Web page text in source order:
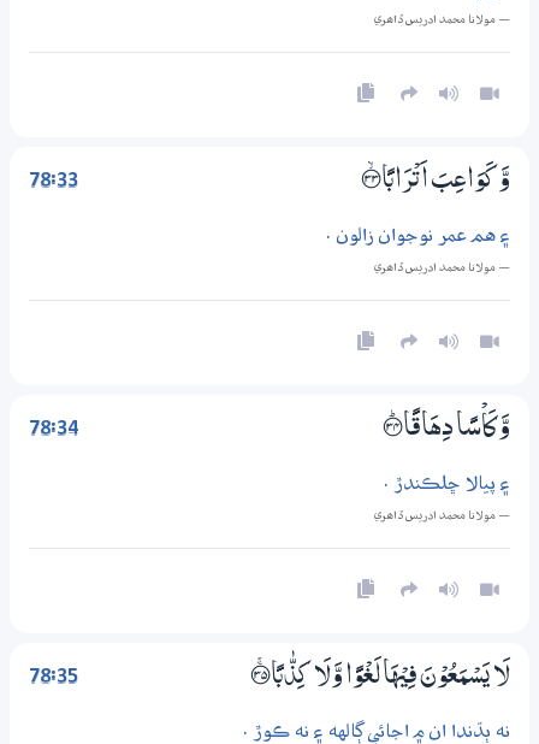
— مولانا محمد ادريس ڏاھري
78:33 وَّكَوَاعِبَ اَتْرَابًا ؀ۙ33
۽ هم عمر نوجوان زالون .
— مولانا محمد ادريس ڏاھري
78:34 وَّكَاْسًا دِهَاقًا ؀ۭ34
۽ پيالا ڇلڪندڙ .
— مولانا محمد ادريس ڏاھري
78:35 لَا يَسْمَعُوْنَ فِيْهَا لَغْوًا وَّلَا كِذّٰبًا ؀ۚ35
نه ٻڌندا ان ۾ اجائي ڳالهه ۽ نه ڪوڙ .